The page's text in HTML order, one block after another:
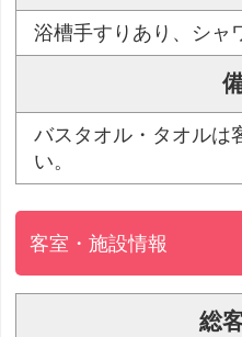
浴槽手すりあり、シャ
バスタオル・タオルは
い。
客室・施設情報
総